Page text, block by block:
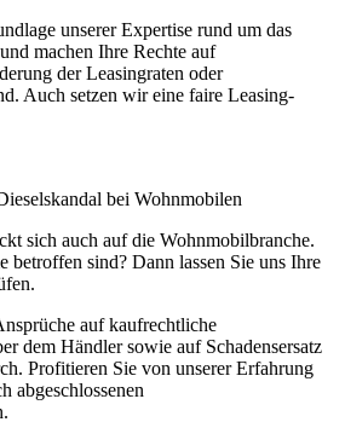
unserer Expertise rund um das
machen Ihre Rechte auf
der Leasingraten oder
Auch setzen wir eine faire Leasing-
bei Wohnmobilen
sich auch auf die Wohnmobilbranche.
betroffen sind? Dann lassen Sie uns Ihre
auf kaufrechtliche
dem Händler sowie auf Schadensersatz
Profitieren Sie von unserer Erfahrung
abgeschlossenen